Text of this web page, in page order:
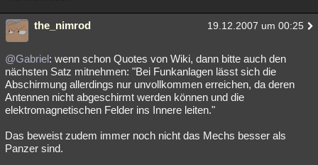
the_nimrod 19.12.2007 um 00:25
@Gabriel: wenn schon Quotes von Wiki, dann bitte auch den
nächsten Satz mitnehmen: "Bei Funkanlagen lässt sich die
Abschirmung allerdings nur unvollkommen erreichen, da deren
Antennen nicht abgeschirmt werden können und die
elektromagnetischen Felder ins Innere leiten."
Das beweist zudem immer noch nicht das Mechs besser als
Panzer sind.